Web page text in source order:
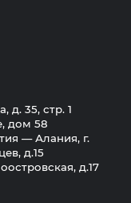
д. 35, стр. 1
дом 58
— Алания, г.
д.15
д.17